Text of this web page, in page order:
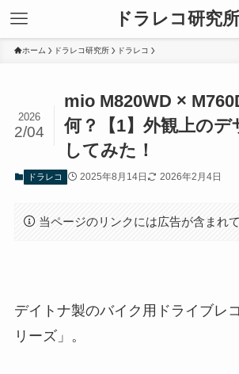
ドラレコ研究所
ホーム ドラレコ研究所 ドラレコ
mio M820WD ×
何？【1】外観上の
してみた！
2026
2/04
ドラレコ 2025年8月14日 2026年2月4日
当ページのリンクには広告が含まれて
デイトナ製のバイク用ドライブレ
リーズ」。